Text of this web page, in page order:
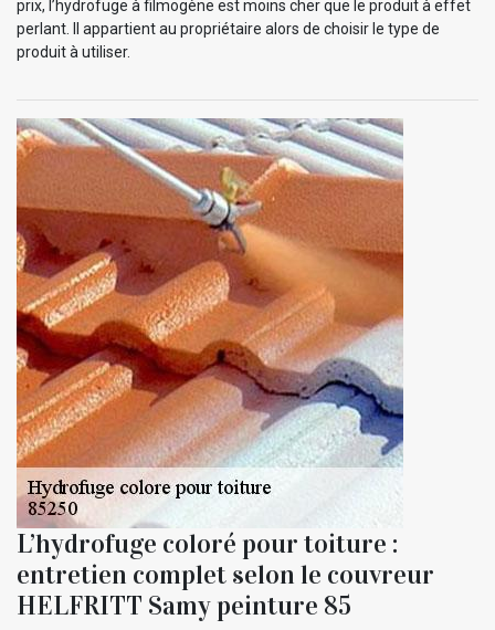
prix, l’hydrofuge à filmogène est moins cher que le produit à effet
perlant. Il appartient au propriétaire alors de choisir le type de
produit à utiliser.
L’hydrofuge coloré pour toiture :
entretien complet selon le couvreur
HELFRITT Samy peinture 85